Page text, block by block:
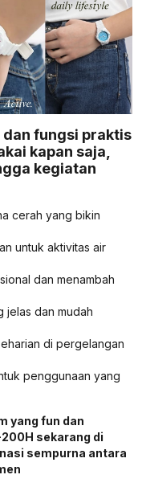
dan fungsi praktis
kapan saja,
kegiatan
cerah yang bikin
untuk aktivitas air
dan menambah
jelas dan mudah
di pergelangan
penggunaan yang
yang fun dan
sekarang di
sempurna antara